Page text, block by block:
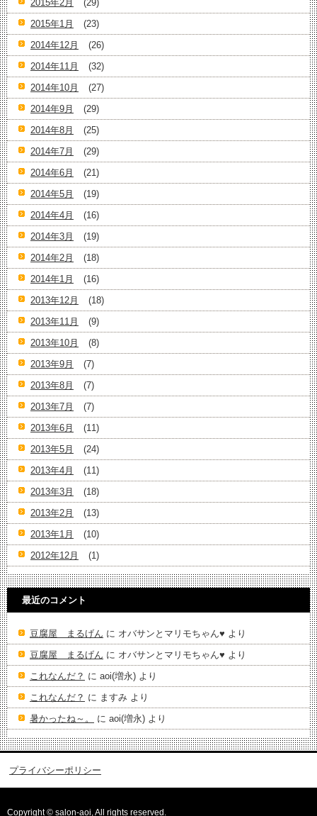
2015年2月
(29)
2015年1月
(23)
2014年12月
(26)
2014年11月
(32)
2014年10月
(27)
2014年9月
(29)
2014年8月
(25)
2014年7月
(29)
2014年6月
(21)
2014年5月
(19)
2014年4月
(16)
2014年3月
(19)
2014年2月
(18)
2014年1月
(16)
2013年12月
(18)
2013年11月
(9)
2013年10月
(8)
2013年9月
(7)
2013年8月
(7)
2013年7月
(7)
2013年6月
(11)
2013年5月
(24)
2013年4月
(11)
2013年3月
(18)
2013年2月
(13)
2013年1月
(10)
2012年12月
(1)
最近のコメント
豆腐屋 まるげん に オバサンとマリモちゃん♥️ より
豆腐屋 まるげん に オバサンとマリモちゃん♥️ より
これなんだ？ に aoi(増永) より
これなんだ？ に ますみ より
暑かったね～。
に aoi(増永) より
プライバシーポリシー
Copyright © salon-aoi, All rights reserved.